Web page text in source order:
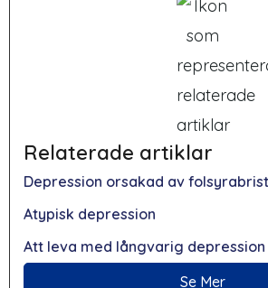
Relaterade artiklar
Depression orsakad av folsyrabrist
Atypisk depression
Att leva med långvarig depression
Se Mer